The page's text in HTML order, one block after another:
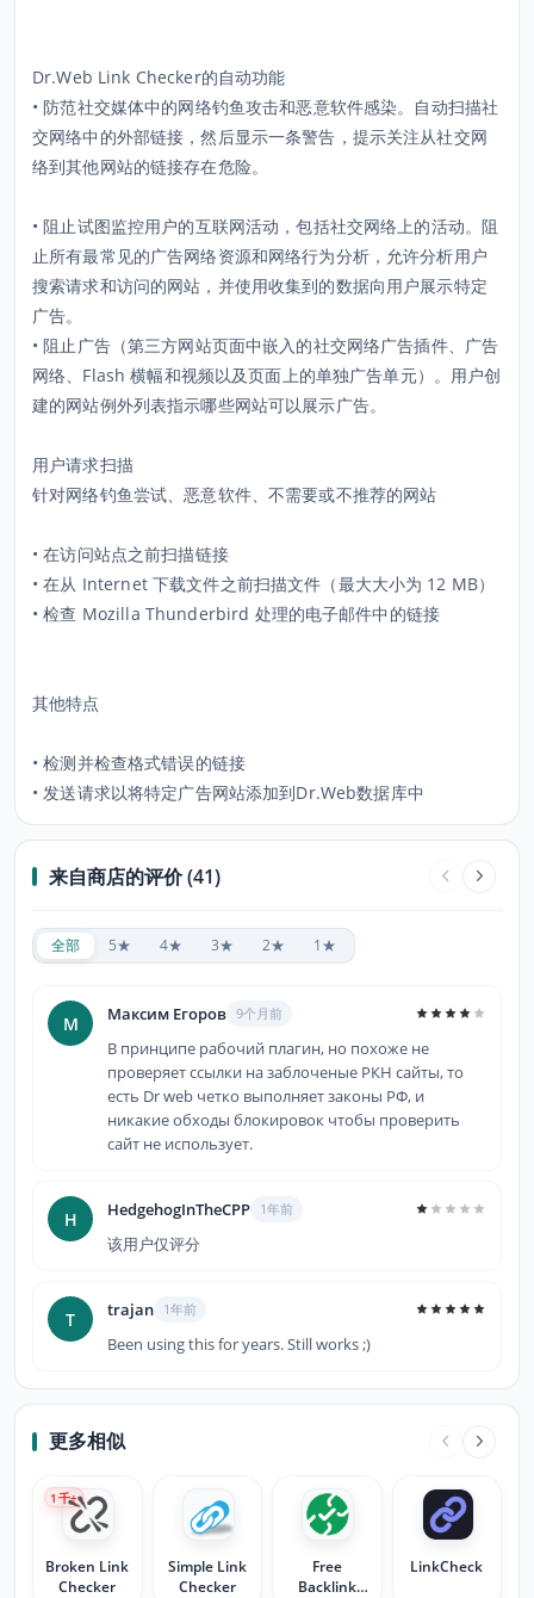
Dr.Web Link Checker的自动功能
• 防范社交媒体中的网络钓鱼攻击和恶意软件感染。自动扫描社
交网络中的外部链接，然后显示一条警告，提示关注从社交网
络到其他网站的链接存在危险。
• 阻止试图监控用户的互联网活动，包括社交网络上的活动。阻
止所有最常见的广告网络资源和网络行为分析，允许分析用户
搜索请求和访问的网站，并使用收集到的数据向用户展示特定
广告。
• 阻止广告（第三方网站页面中嵌入的社交网络广告插件、广告
网络、Flash 横幅和视频以及页面上的单独广告单元）。用户创
建的网站例外列表指示哪些网站可以展示广告。
用户请求扫描
针对网络钓鱼尝试、恶意软件、不需要或不推荐的网站
• 在访问站点之前扫描链接
• 在从 Internet 下载文件之前扫描文件（最大大小为 12 MB）
• 检查 Mozilla Thunderbird 处理的电子邮件中的链接
其他特点
• 检测并检查格式错误的链接
• 发送请求以将特定广告网站添加到Dr.Web数据库中
来自商店的评价 (41)
全部 5★ 4★ 3★ 2★ 1★
М Максим Егоров 9个月前
В принципе рабочий плагин, но похоже не
проверяет ссылки на заблоченые РКН сайты, то
есть Dr web четко выполняет законы РФ, и
никакие обходы блокировок чтобы проверить
сайт не использует.
H HedgehogInTheCPP 1年前
该用户仅评分
T trajan 1年前
Been using this for years. Still works ;)
更多相似
Broken Link
Checker
1 千+
Simple Link
Checker
Free
Backlink
LinkCheck